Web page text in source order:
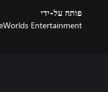
פותח על-ידי
Entertainment